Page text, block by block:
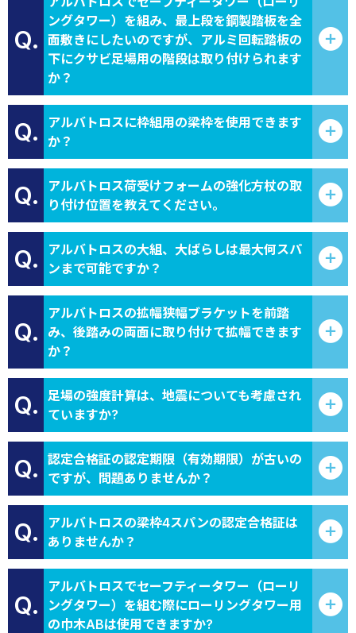
Q.
ングタワー）を組み、最上段を鋼製踏板を全
面敷きにしたいのですが、アルミ回転踏板の
下にクサビ足場用の階段は取り付けられます
か？
Q.
アルバトロスに枠組用の梁枠を使用できます
か？
Q.
アルバトロス荷受けフォームの強化方杖の取
り付け位置を教えてください。
Q.
アルバトロスの大組、大ばらしは最大何スパ
ンまで可能ですか？
Q.
アルバトロスの拡幅狭幅ブラケットを前踏
み、後踏みの両面に取り付けて拡幅できます
か？
Q.
足場の強度計算は、地震についても考慮され
ていますか?
Q.
認定合格証の認定期限（有効期限）が古いの
ですが、問題ありませんか？
Q.
アルバトロスの梁枠4スパンの認定合格証は
ありませんか？
Q.
アルバトロスでセーフティータワー（ローリ
ングタワー）を組む際にローリングタワー用
の巾木ABは使用できますか?